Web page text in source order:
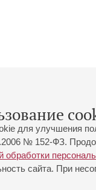
для улучшения
№ 152-ФЗ.
обработки
сайта. При